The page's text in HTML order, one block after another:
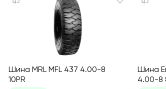
Шина MRL MFL 437 4.00-8
10PR
Шина
4.00-8